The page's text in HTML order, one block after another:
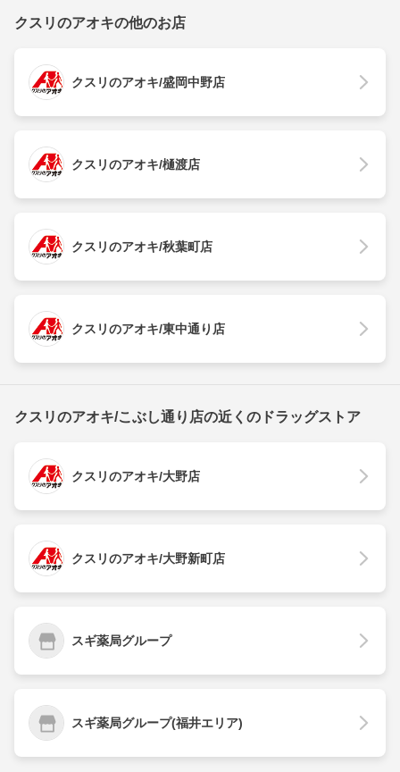
クスリのアオキの他のお店
クスリのアオキ/盛岡中野店
クスリのアオキ/樋渡店
クスリのアオキ/秋葉町店
クスリのアオキ/東中通り店
クスリのアオキ/こぶし通り店の近くのドラッグストア
クスリのアオキ/大野店
クスリのアオキ/大野新町店
スギ薬局グループ
スギ薬局グループ(福井エリア)